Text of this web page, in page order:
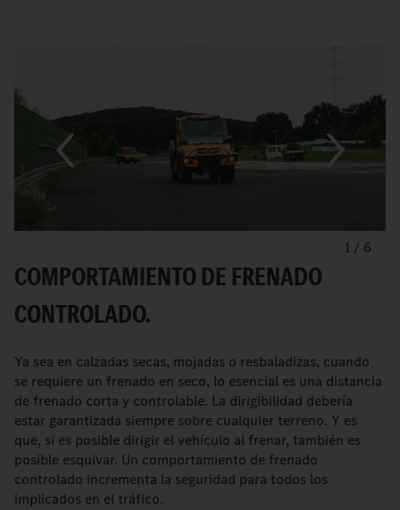
1 / 6
COMPORTAMIENTO DE FRENADO
CONTROLADO.
Ya sea en calzadas secas, mojadas o resbaladizas, cuando
se requiere un frenado en seco, lo esencial es una distancia
de frenado corta y controlable. La dirigibilidad debería
estar garantizada siempre sobre cualquier terreno. Y es
que, si es posible dirigir el vehículo al frenar, también es
posible esquivar. Un comportamiento de frenado
controlado incrementa la seguridad para todos los
implicados en el tráfico.